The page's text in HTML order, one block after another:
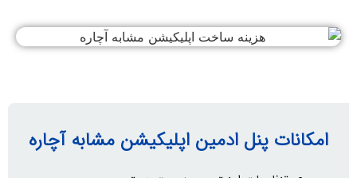
پنل ادمین اپلیکیشن‌ مشابه آچاره